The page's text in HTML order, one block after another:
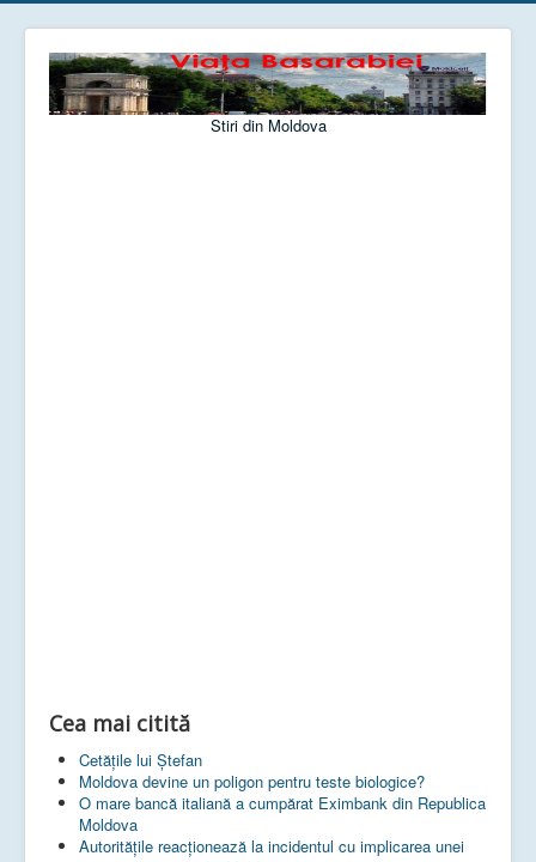
Stiri din Moldova
Cea mai citită
Cetățile lui Ștefan
Moldova devine un poligon pentru teste biologice?
O mare bancă italiană a cumpărat Eximbank din Republica
Moldova
Autoritățile reacționează la incidentul cu implicarea unei